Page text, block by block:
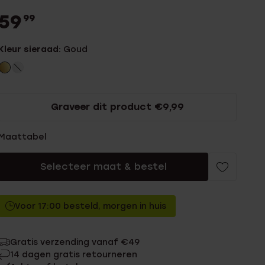
99
sieraad: Goud
Graveer dit product €9,99
Selecteer maat & bestel
Voor 17:00 besteld, morgen in huis
Gratis verzending vanaf €49
14 dagen gratis retourneren